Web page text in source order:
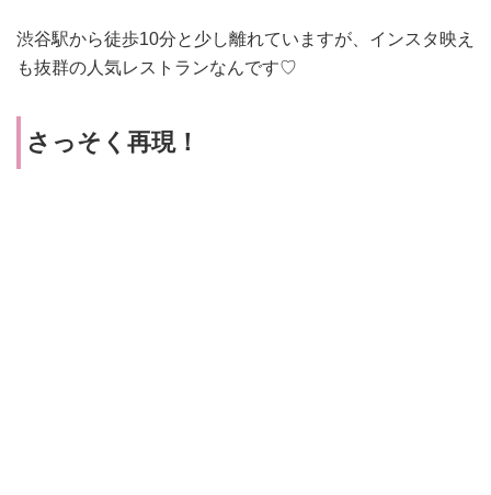
渋谷駅から徒歩10分と少し離れていますが、インスタ映え
も抜群の人気レストランなんです♡
さっそく再現！